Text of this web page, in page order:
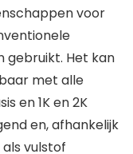
voor
gebruikt. Het kan
met alle
en 1K en 2K
en, afhankelijk
vulstof